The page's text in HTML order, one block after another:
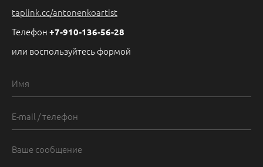
taplink.cc/antonenkoartist
Телефон +7-910-136-56-28
или воспользуйтесь формой